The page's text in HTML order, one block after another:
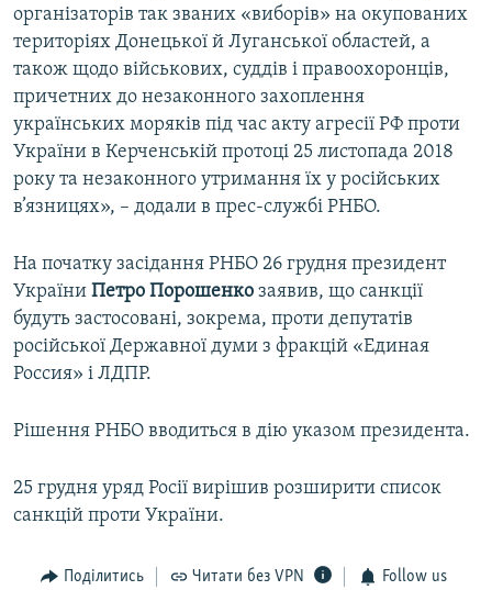
організаторів так званих «виборів» на окупованих
територіях Донецької й Луганської областей, а
також щодо військових, суддів і правоохоронців,
причетних до незаконного захоплення
українських моряків під час акту агресії РФ проти
України в Керченській протоці 25 листопада 2018
року та незаконного утримання їх у російських
в’язницях», – додали в прес-службі РНБО.
На початку засідання РНБО 26 грудня президент
України Петро Порошенко заявив, що санкції
будуть застосовані, зокрема, проти депутатів
російської Державної думи з фракцій «Единая
Россия» і ЛДПР.
Рішення РНБО вводиться в дію указом президента.
25 грудня уряд Росії вирішив розширити список
санкцій проти України.
Поділитись Читати без VPN Follow us